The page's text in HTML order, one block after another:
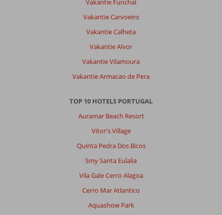
Vakantie Funchal
Vakantie Carvoeiro
Vakantie Calheta
Vakantie Alvor
Vakantie Vilamoura
Vakantie Armacao de Pera
TOP 10 HOTELS PORTUGAL
Auramar Beach Resort
Vitor's Village
Quinta Pedra Dos Bicos
Smy Santa Eulalia
Vila Gale Cerro Alagoa
Cerro Mar Atlantico
Aquashow Park